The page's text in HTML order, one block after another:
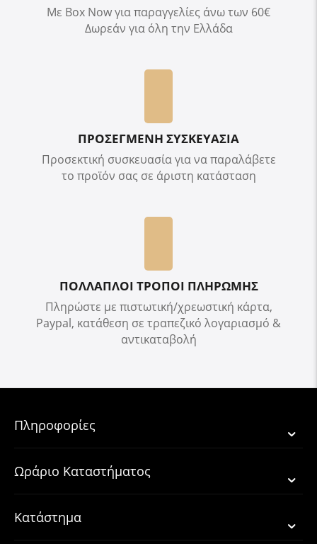
Με Box Now για παραγγελίες άνω των 60€
Δωρεάν για όλη την Ελλάδα
ΠΡΟΣΕΓΜΕΝΗ ΣΥΣΚΕΥΑΣΙΑ
Προσεκτική συσκευασία για να παραλάβετε
το προϊόν σας σε άριστη κατάσταση
ΠΟΛΛΑΠΛΟΙ ΤΡΟΠΟΙ ΠΛΗΡΩΜΗΣ
Πληρώστε με πιστωτική/χρεωστική κάρτα,
Paypal, κατάθεση σε τραπεζικό λογαριασμό &
αντικαταβολή
Πληροφορίες
Ωράριο Καταστήματος
Κατάστημα